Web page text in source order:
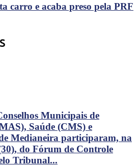
carro e acaba preso pela PRF
Municipais de
Saúde (CMS) e
Medianeira participaram, na
do Fórum de Controle
Tribunal...